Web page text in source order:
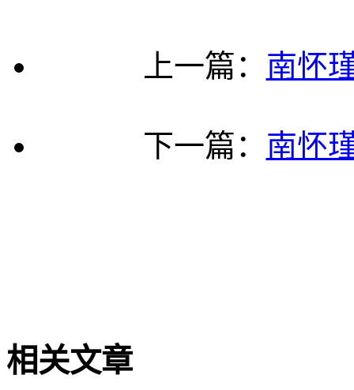
上一篇： 南怀
下一篇： 南怀
相关文章